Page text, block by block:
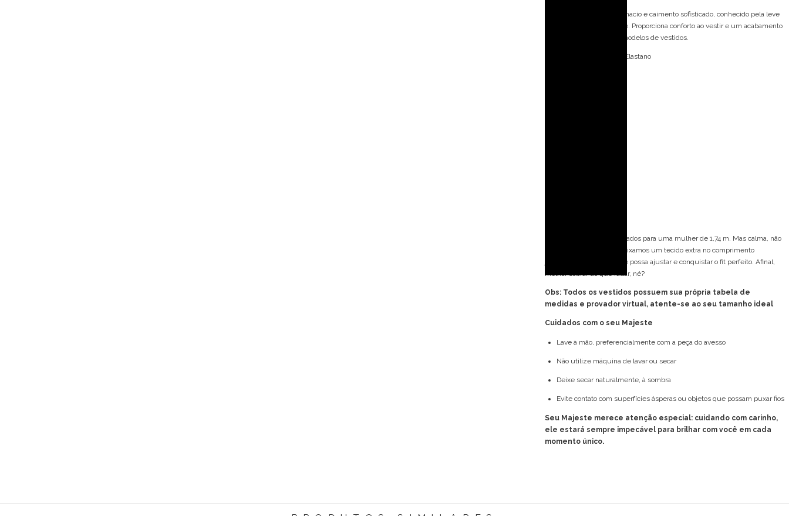
Tecido crepe com toque macio e caimento sofisticado, conhecido pela leve
textura e fluidez elegante. Proporciona conforto ao vestir e um acabamento
refinado para diferentes modelos de vestidos.
Forro: 92% Poliéster 08% Elastano
Nossos modelos são pensados para uma mulher de 1,74 m. Mas calma, não
precisa ter essa altura! Deixamos um tecido extra no comprimento
justamente para que você possa ajustar e conquistar o fit perfeito. Afinal,
melhor sobrar do que faltar, né?
Obs: Todos os vestidos possuem sua própria tabela de
medidas e provador virtual, atente-se ao seu tamanho ideal
Cuidados com o seu Majeste
Lave à mão, preferencialmente com a peça do avesso
Não utilize máquina de lavar ou secar
Deixe secar naturalmente, à sombra
Evite contato com superfícies ásperas ou objetos que possam puxar fios
Seu Majeste merece atenção especial: cuidando com carinho,
ele estará sempre impecável para brilhar com você em cada
momento único.